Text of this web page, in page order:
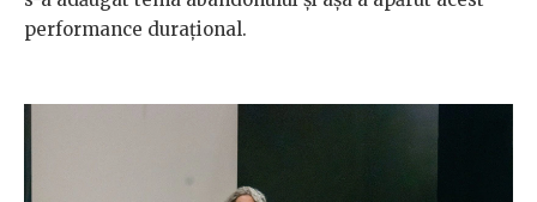
performance durațional.